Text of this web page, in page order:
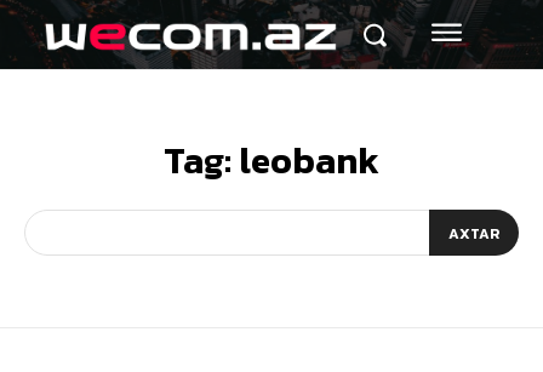
Tag: leobank
AXTAR